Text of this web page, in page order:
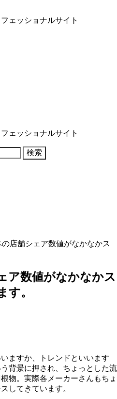
ェッショナルサイト
ェッショナルサイト
店舗シェア数値がなかなかス
ア数値がなかなかス
す。
ますか、トレンドといいます
背景に押され、ちょっとした流
物。実際各メーカーさんもちょ
してきています。